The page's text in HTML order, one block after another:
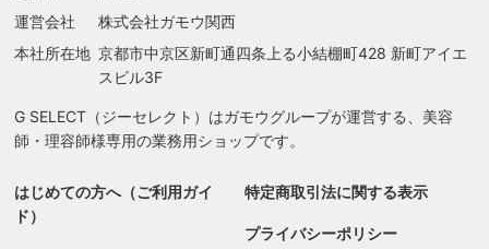
運営会社
株式会社ガモウ関西
本社所在地 京都市中京区新町通四条上る小結棚町428 新町アイエ
スビル3F
G SELECT（ジーセレクト）はガモウグループが運営する、美容
師・理容師様専用の業務用ショップです。
はじめての方へ（ご利用ガイ
ド）
特定商取引法に関する表示
プライバシーポリシー